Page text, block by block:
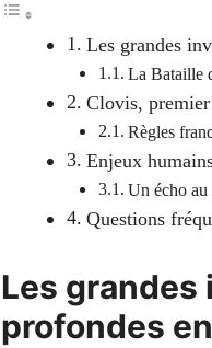
Les grandes
La Bataille
Clovis,
Règles
Enjeux
Un écho
Questions
Les grandes
profondes